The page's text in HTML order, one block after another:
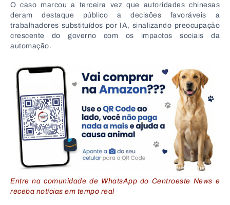
O caso marcou a terceira vez que autoridades chinesas
deram destaque público a decisões favoráveis a
trabalhadores substituídos por IA, sinalizando preocupação
crescente do governo com os impactos sociais da
automação.
Entre na comunidade de WhatsApp do Centroeste News e
receba notícias em tempo real